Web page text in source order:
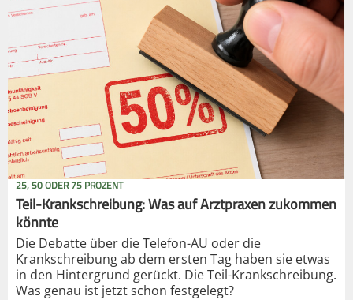
25, 50 ODER 75 PROZENT
Teil-Krankschreibung: Was auf Arztpraxen zukommen
könnte
Die Debatte über die Telefon-AU oder die
Krankschreibung ab dem ersten Tag haben sie etwas
in den Hintergrund gerückt. Die Teil-Krankschreibung.
Was genau ist jetzt schon festgelegt?